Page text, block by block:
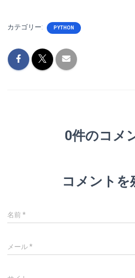
カテゴリー: PYTHON
0件のコメ
コメントを
名前*
メール*